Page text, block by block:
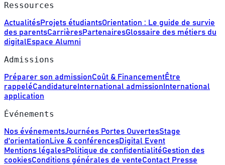
Ressources
ActualitésProjets étudiantsOrientation : Le guide de survie
des parentsCarrièresPartenairesGlossaire des métiers du
digital Espace Alumni
Admissions
Préparer son admissionCoût & FinancementÊtre
rappeléCandidature International admission International
application
Événements
Nos événementsJournées Portes OuvertesStage
d'orientation Live & conférencesDigital Event
Mentions légalesPolitique de confidentialitéGestion des
cookiesConditions générales de venteContact Presse